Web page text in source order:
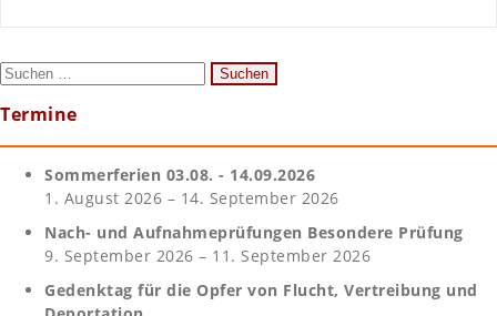
Suchen
Termine
Sommerferien 03.08. - 14.09.2026
1. August 2026 – 14. September 2026
Nach- und Aufnahmeprüfungen Besondere Prüfung
9. September 2026 – 11. September 2026
Gedenktag für die Opfer von Flucht, Vertreibung und